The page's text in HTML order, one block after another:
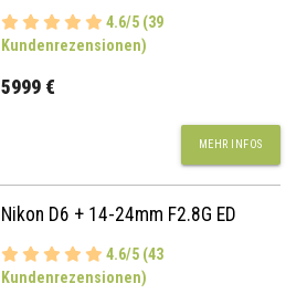
4.6/5 (39
Kundenrezensionen)
5999 €
MEHR INFOS
Nikon D6 + 14-24mm F2.8G ED
4.6/5 (43
Kundenrezensionen)